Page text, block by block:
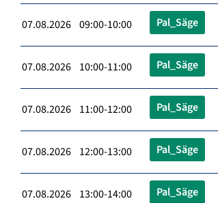
07.08.2026 09:00-10:00 Pal_Säge
07.08.2026 10:00-11:00 Pal_Säge
07.08.2026 11:00-12:00 Pal_Säge
07.08.2026 12:00-13:00 Pal_Säge
07.08.2026 13:00-14:00 Pal_Säge